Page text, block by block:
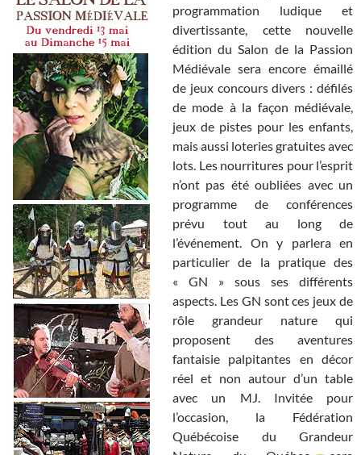
programmation ludique et
divertissante, cette nouvelle
édition du Salon de la Passion
Médiévale sera encore émaillé
de jeux concours divers : défilés
de mode à la façon médiévale,
jeux de pistes pour les enfants,
mais aussi loteries gratuites avec
lots. Les nourritures pour l’esprit
n’ont pas été oubliées avec un
programme de conférences
prévu tout au long de
l’événement. On y parlera en
particulier de la pratique des
« GN » sous ses différents
aspects. Les GN sont ces jeux de
rôle grandeur nature qui
proposent des aventures
fantaisie palpitantes en décor
réel et non autour d’un table
avec un MJ. Invitée pour
l’occasion, la Fédération
Québécoise du Grandeur